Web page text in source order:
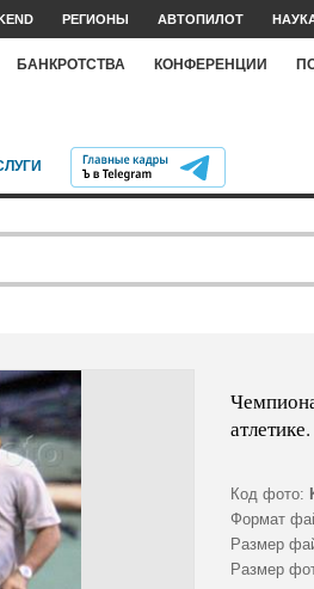
РЕГИОНЫ АВТОПИЛОТ
БАНКРОТСТВА КОНФЕРЕНЦИИ
атлетике.
Код фото:
Формат
Размер
Размер